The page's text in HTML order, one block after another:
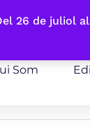
26 de juliol
Som